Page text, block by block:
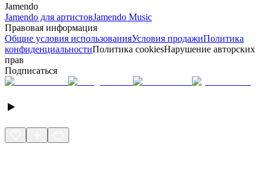
Jamendo
Jamendo для артистовJamendo Music
Правовая информация
Общие условия использованияУсловия продажиПолитика
конфиденциальностиПолитика cookiesНарушение авторских
прав
Подписаться